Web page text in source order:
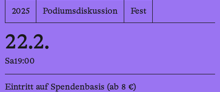
2025 Podiumsdiskussion Fest
22.2.
Sa19:00
Eintritt auf Spendenbasis (ab 8 €)